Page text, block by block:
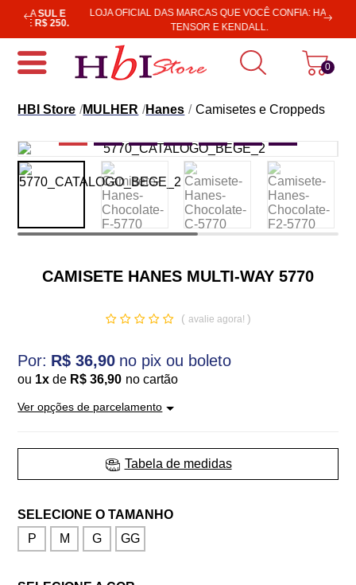
Previous
E
250.
LOJA OFICIAL DAS MARCAS QUE VOCÊ CONFIA: HANES,
TENSOR E KENDALL.
0
HBI Store MULHER Hanes Camisetes e Croppeds
CAMISETE HANES MULTI-WAY 5770
( avalie agora! )
ou 1x de R$ 36,90
R$ 36,90
Ver opções de parcelamento
Tabela de medidas
P M G GG